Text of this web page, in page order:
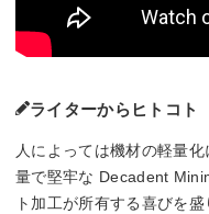
ライターからヒトコト
人によっては機材の軽量
量で堅牢な Decadent
ト加工が所有する喜びを盛